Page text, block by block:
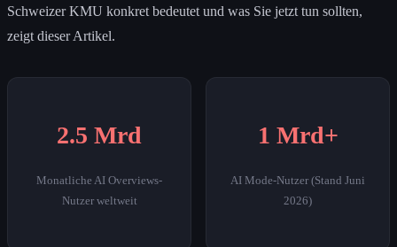
Schweizer KMU konkret bedeutet und was Sie jetzt tun sollten,
zeigt dieser Artikel.
2.5 Mrd
Monatliche AI Overviews-
Nutzer weltweit
1 Mrd+
AI Mode-Nutzer (Stand Juni
2026)